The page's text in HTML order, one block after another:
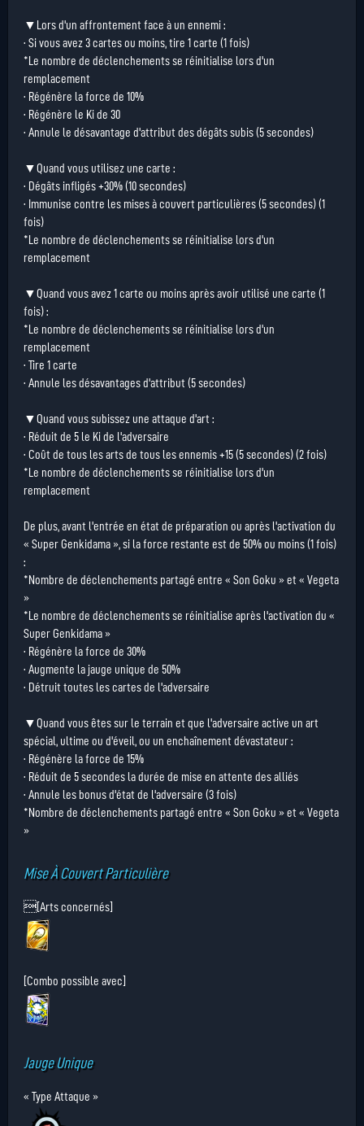
▼Lors d'un affrontement face à un ennemi :
· Si vous avez 3 cartes ou moins, tire 1 carte (1 fois)
*Le nombre de déclenchements se réinitialise lors d'un
remplacement
· Régénère la force de 10%
· Régénère le Ki de 30
· Annule le désavantage d'attribut des dégâts subis (5 secondes)
▼Quand vous utilisez une carte :
· Dégâts infligés +30% (10 secondes)
· Immunise contre les mises à couvert particulières (5 secondes) (1
fois)
*Le nombre de déclenchements se réinitialise lors d'un
remplacement
▼Quand vous avez 1 carte ou moins après avoir utilisé une carte (1
fois) :
*Le nombre de déclenchements se réinitialise lors d'un
remplacement
· Tire 1 carte
· Annule les désavantages d'attribut (5 secondes)
▼Quand vous subissez une attaque d'art :
· Réduit de 5 le Ki de l'adversaire
· Coût de tous les arts de tous les ennemis +15 (5 secondes) (2 fois)
*Le nombre de déclenchements se réinitialise lors d'un
remplacement
De plus, avant l'entrée en état de préparation ou après l'activation du
« Super Genkidama », si la force restante est de 50% ou moins (1 fois)
:
*Nombre de déclenchements partagé entre « Son Goku » et « Vegeta
»
*Le nombre de déclenchements se réinitialise après l'activation du «
Super Genkidama »
· Régénère la force de 30%
· Augmente la jauge unique de 50%
· Détruit toutes les cartes de l'adversaire
▼Quand vous êtes sur le terrain et que l'adversaire active un art
spécial, ultime ou d'éveil, ou un enchaînement dévastateur :
· Régénère la force de 15%
· Réduit de 5 secondes la durée de mise en attente des alliés
· Annule les bonus d'état de l'adversaire (3 fois)
*Nombre de déclenchements partagé entre « Son Goku » et « Vegeta
»
Mise À Couvert Particulière
[Arts concernés]
[Combo possible avec]
Jauge Unique
« Type Attaque »